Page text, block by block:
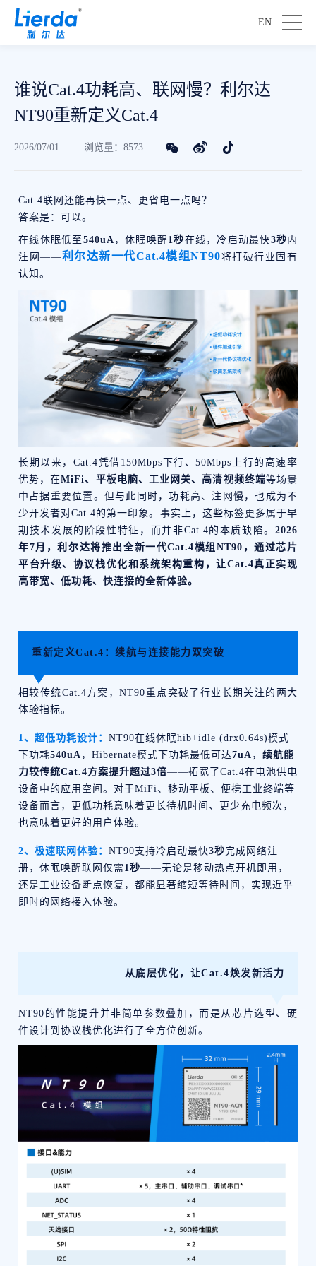
EN
谁说Cat.4功耗高、联网慢？利尔达
NT90重新定义Cat.4
2026/07/01 浏览量：8573
Cat.4联网还能再快一点、更省电一点吗？
答案是：可以。
在线休眠低至 540uA ， 休眠唤醒 1秒在线， 冷启动最快3秒内
注网——利尔达新一代Cat.4模组NT90将打破行业固有
认知。
长期以来，Cat.4凭借150Mbps下行、50Mbps上行的高速率
优势，在MiFi、平板电脑、工业网关、高清视频终端等场景
中占据重要位置。但与此同时，功耗高、注网慢，也成为不
少开发者对Cat.4的第一印象。事实上，这些标签更多属于早
期技术发展的阶段性特征，而并非Cat.4的本质缺陷。 2026
年7月，利尔达将推出全新一代Cat.4模组NT90，通过芯片
平台升级、协议栈优化和系统架构重构，让Cat.4真正实现
高带宽、低功耗、快连接的全新体验。
重新定义Cat.4：续航与连接能力双突破
相较传统Cat.4方案，NT90重点突破了行业长期关注的两大
体验指标。
1、超低功耗设计： NT90在线休眠hib+idle (drx0.64s)模式
下功耗540uA ， Hibernate模式下功耗最低可达7uA ， 续航能
力较传统Cat.4方案提升超过3倍——拓宽了Cat.4在电池供电
设备中的应用空间。对于MiFi、移动平板、便携工业终端等
设备而言，更低功耗意味着更长待机时间、更少充电频次，
也意味着更好的用户体验。
2、极速联网体验： NT90支持冷启动最快3秒完成网络注
册，休眠唤醒联网仅需1秒——无论是移动热点开机即用，
还是工业设备断点恢复，都能显著缩短等待时间，实现近乎
即时的网络接入体验。
从底层优化，让Cat.4焕发新活力
NT90的性能提升并非简单参数叠加，而是从芯片选型、硬
件设计到协议栈优化进行了全方位创新。